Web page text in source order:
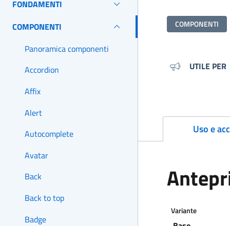
FONDAMENTI
COMPONENTI
Panoramica componenti
Accordion
Affix
Alert
Autocomplete
Avatar
Back
Back to top
Badge
COMPONENTI
UTILE PER
Uso e
Variante